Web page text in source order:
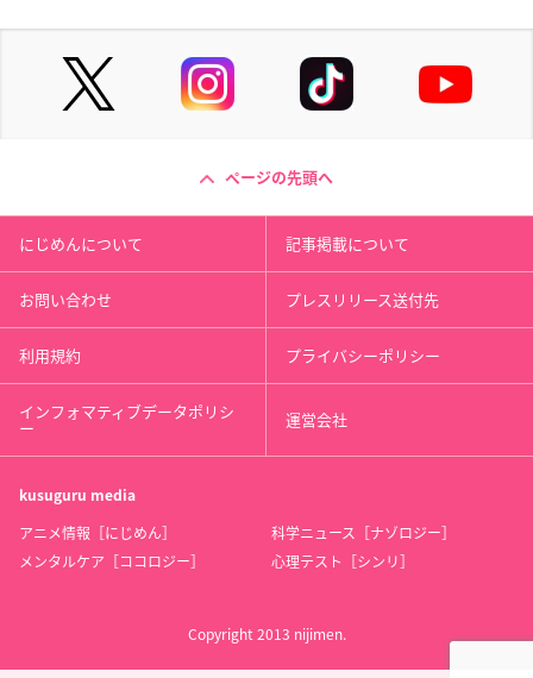
ページの先頭へ
にじめんについて 記事掲載について
お問い合わせ プレスリリース送付先
利用規約 プライバシーポリシー
インフォマティブデータポリシ
ー 運営会社
kusuguru media
アニメ情報［にじめん］
科学ニュース［ナゾロジー］
メンタルケア［ココロジー］
心理テスト［シンリ］
Copyright 2013 nijimen.